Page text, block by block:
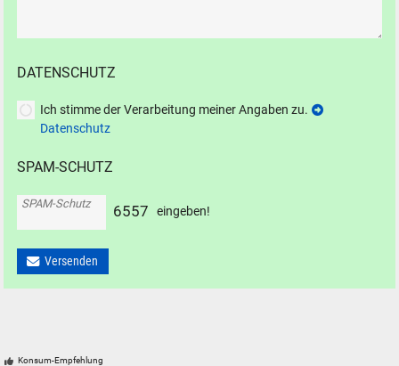
DATENSCHUTZ
Ich stimme der Verarbeitung meiner Angaben zu.
Datenschutz
SPAM-SCHUTZ
SPAM-Schutz 6557 eingeben!
Versenden
Konsum-Empfehlung